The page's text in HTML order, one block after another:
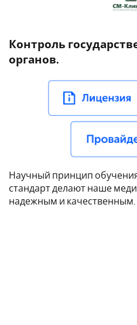
Контроль
органов.
Научный принцип
стандарт делают наше
надежным и качественным.